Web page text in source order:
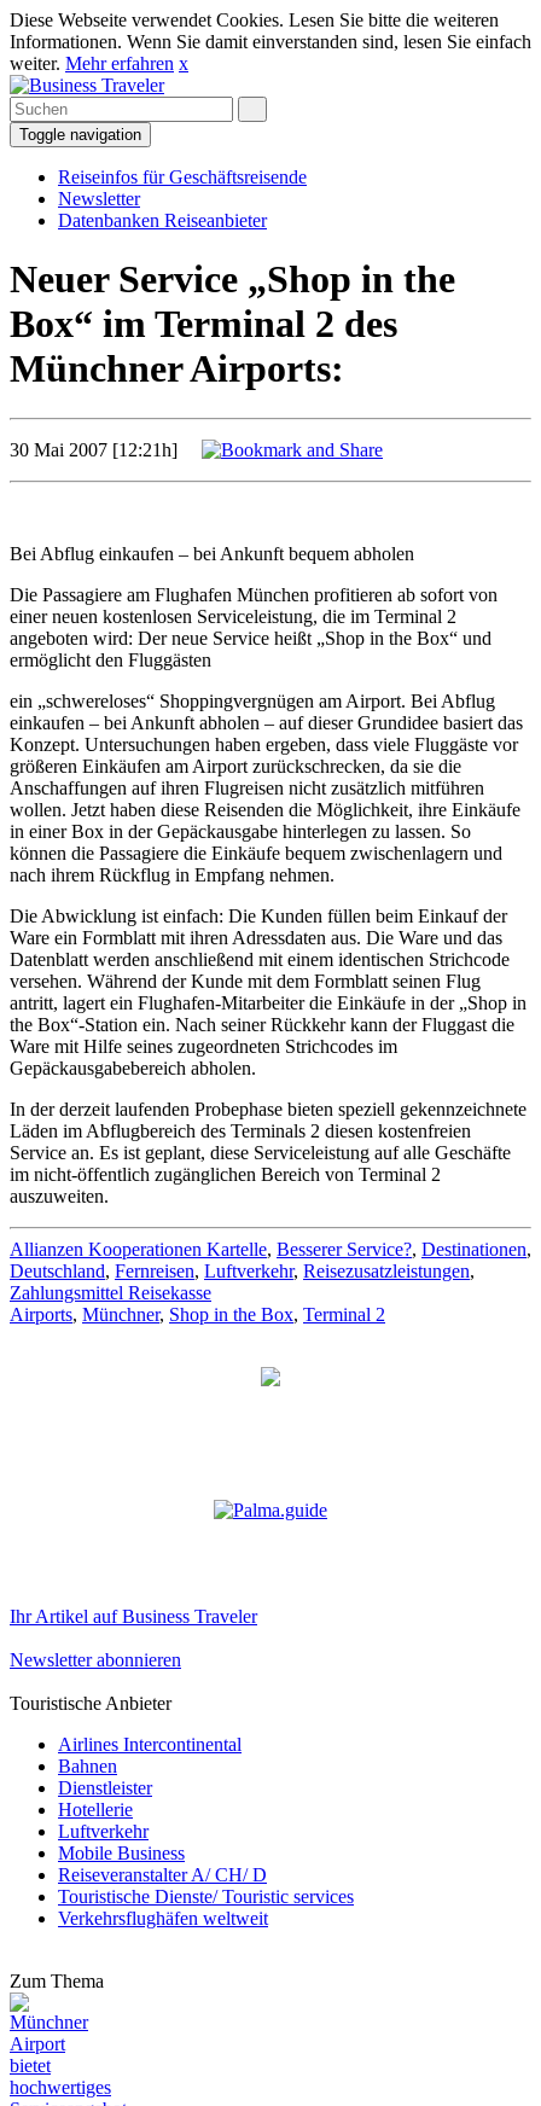
Diese Webseite verwendet Cookies. Lesen Sie bitte die weiteren
Informationen. Wenn Sie damit einverstanden sind, lesen Sie einfach
weiter. Mehr erfahren x
Toggle navigation
Reiseinfos für Geschäftsreisende
Newsletter
Datenbanken Reiseanbieter
Neuer Service „Shop in the
Box“ im Terminal 2 des
Münchner Airports:
30 Mai 2007 [12:21h]
Bei Abflug einkaufen – bei Ankunft bequem abholen
Die Passagiere am Flughafen München profitieren ab sofort von
einer neuen kostenlosen Serviceleistung, die im Terminal 2
angeboten wird: Der neue Service heißt „Shop in the Box“ und
ermöglicht den Fluggästen
ein „schwereloses“ Shoppingvergnügen am Airport. Bei Abflug
einkaufen – bei Ankunft abholen – auf dieser Grundidee basiert das
Konzept. Untersuchungen haben ergeben, dass viele Fluggäste vor
größeren Einkäufen am Airport zurückschrecken, da sie die
Anschaffungen auf ihren Flugreisen nicht zusätzlich mitführen
wollen. Jetzt haben diese Reisenden die Möglichkeit, ihre Einkäufe
in einer Box in der Gepäckaus­gabe hinterlegen zu lassen. So
können die Passagiere die Einkäufe bequem zwischenlagern und
nach ihrem Rückflug in Empfang nehmen.
Die Abwicklung ist einfach: Die Kunden füllen beim Einkauf der
Ware ein Formblatt mit ihren Adressdaten aus. Die Ware und das
Datenblatt werden anschließend mit einem identischen Strichcode
versehen. Während der Kunde mit dem Formblatt seinen Flug
antritt, lagert ein Flughafen-Mitarbeiter die Einkäufe in der „Shop in
the Box“-Station ein. Nach seiner Rückkehr kann der Fluggast die
Ware mit Hilfe seines zugeordneten Strichcodes im
Gepäckausgabebereich abholen.
In der derzeit laufenden Probephase bieten speziell gekennzeichnete
Läden im Abflugbereich des Terminals 2 diesen kostenfreien
Service an. Es ist geplant, diese Serviceleistung auf alle Geschäfte
im nicht-öffentlich zugänglichen Bereich von Terminal 2
auszuweiten.
Allianzen Kooperationen Kartelle, Besserer Service?, Destinationen,
Deutschland, Fernreisen, Luftverkehr, Reisezusatzleistungen,
Zahlungsmittel Reisekasse
Airports, Münchner, Shop in the Box, Terminal 2
Ihr Artikel auf Business Traveler
Newsletter abonnieren
Touristische Anbieter
Airlines Intercontinental
Bahnen
Dienstleister
Hotellerie
Luftverkehr
Mobile Business
Reiseveranstalter A/ CH/ D
Touristische Dienste/ Touristic services
Verkehrsflughäfen weltweit
Zum Thema